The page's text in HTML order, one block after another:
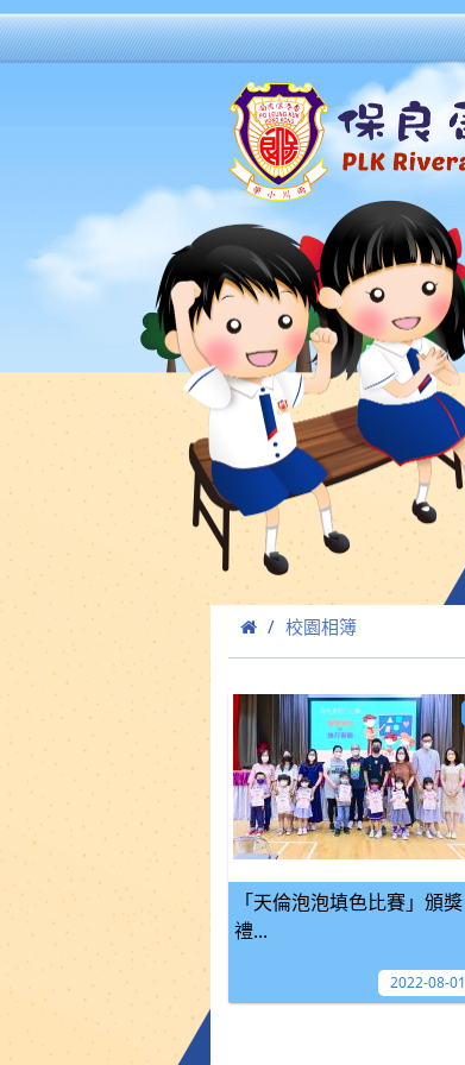
校園相簿
「天倫泡泡填色比賽」頒獎
禮...
2022-08-01